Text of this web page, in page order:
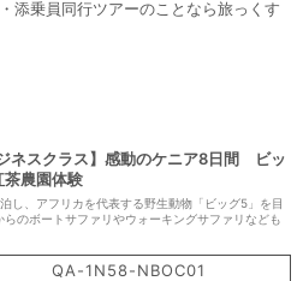
添乗員同行ツアーのことなら旅っくす
ネスクラス】感動のケニア8日間 ビッ
茶農園体験
し、アフリカを代表する野生動物「ビッグ5」を目
のボートサファリやウォーキングサファリなども
QA-1N58-NBOC01